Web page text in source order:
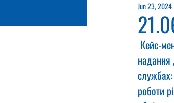
Jun 23, 2024
Кейс-
надання
роботи